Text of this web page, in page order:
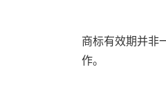
商标有效期并非
作。